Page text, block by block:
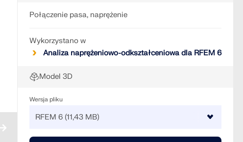
Połączenie pasa, naprężenie
Wykorzystano w
Analiza naprężeniowo-odkształceniowa dla RFEM 6
Model 3D
Wersja pliku